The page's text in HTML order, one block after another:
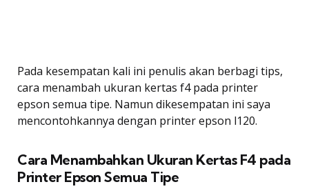
Pada kesempatan kali ini penulis akan berbagi tips,
cara menambah ukuran kertas f4 pada printer
epson semua tipe. Namun dikesempatan ini saya
mencontohkannya dengan printer epson l120.
Cara Menambahkan Ukuran Kertas F4 pada
Printer Epson Semua Tipe